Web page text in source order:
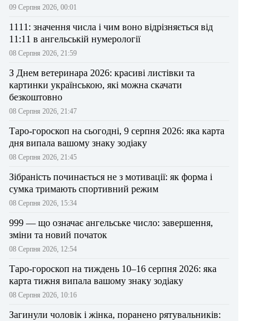
09 Серпня 2026, 00:01
1111: значення числа і чим воно відрізняється від
11:11 в ангельській нумерології
08 Серпня 2026, 21:59
З Днем ветеринара 2026: красиві листівки та
картинки українською, які можна скачати
безкоштовно
08 Серпня 2026, 21:47
Таро-гороскоп на сьогодні, 9 серпня 2026: яка карта
дня випала вашому знаку зодіаку
08 Серпня 2026, 21:45
Зібраність починається не з мотивації: як форма і
сумка тримають спортивний режим
08 Серпня 2026, 15:34
999 — що означає ангельське число: завершення,
зміни та новий початок
08 Серпня 2026, 12:54
Таро-гороскоп на тиждень 10–16 серпня 2026: яка
карта тижня випала вашому знаку зодіаку
08 Серпня 2026, 10:16
Загинули чоловік і жінка, поранено рятувальників: